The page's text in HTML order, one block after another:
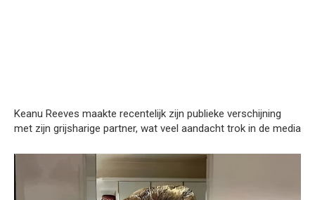
Keanu Reeves maakte recentelijk zijn publieke verschijning
met zijn grijsharige partner, wat veel aandacht trok in de media